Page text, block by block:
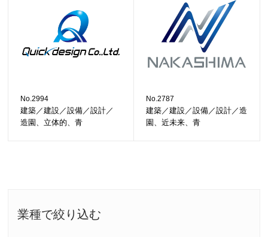
業種で絞り込む
No.2994
建築／建設／設備／設計／
造園、立体的、青
No.2787
建築／建設／設備／設計／造
園、近未来、青